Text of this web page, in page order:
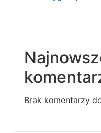
Brak komentarzy